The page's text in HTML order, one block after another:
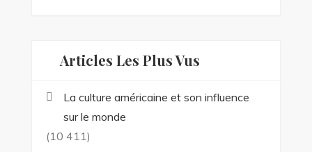
Articles Les Plus Vus
La culture américaine et son influence
sur le monde
(10 411)